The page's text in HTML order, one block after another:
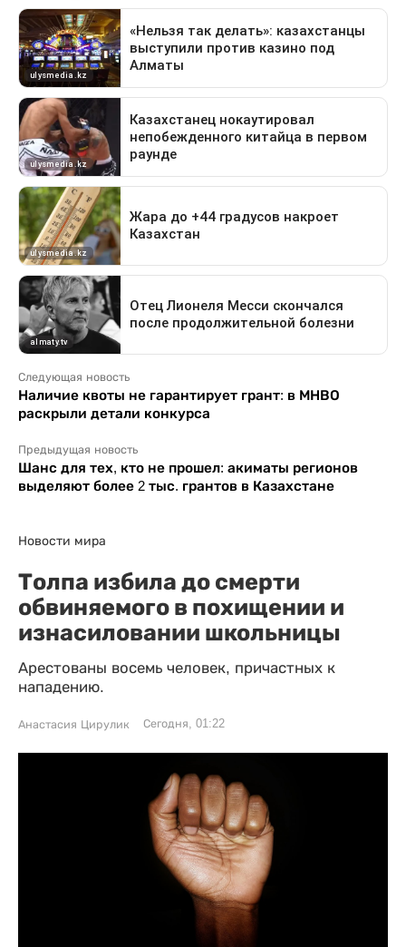
Следующая новость
Наличие квоты не гарантирует грант: в МНВО
раскрыли детали конкурса
Предыдущая новость
Шанс для тех, кто не прошел: акиматы регионов
выделяют более 2 тыс. грантов в Казахстане
Новости мира
Толпа избила до смерти
обвиняемого в похищении и
изнасиловании школьницы
Арестованы восемь человек, причастных к
нападению.
Анастасия Цирулик Сегодня, 01:22